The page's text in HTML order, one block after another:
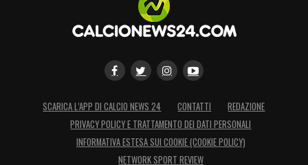
SCARICA L’APP DI CALCIO NEWS 24 CONTATTI
REDAZIONE
PRIVACY POLICY E TRATTAMENTO DEI DATI PERSONALI
INFORMATIVA ESTESA SUI COOKIE (COOKIE POLICY)
NETWORK SPORT REVIEW